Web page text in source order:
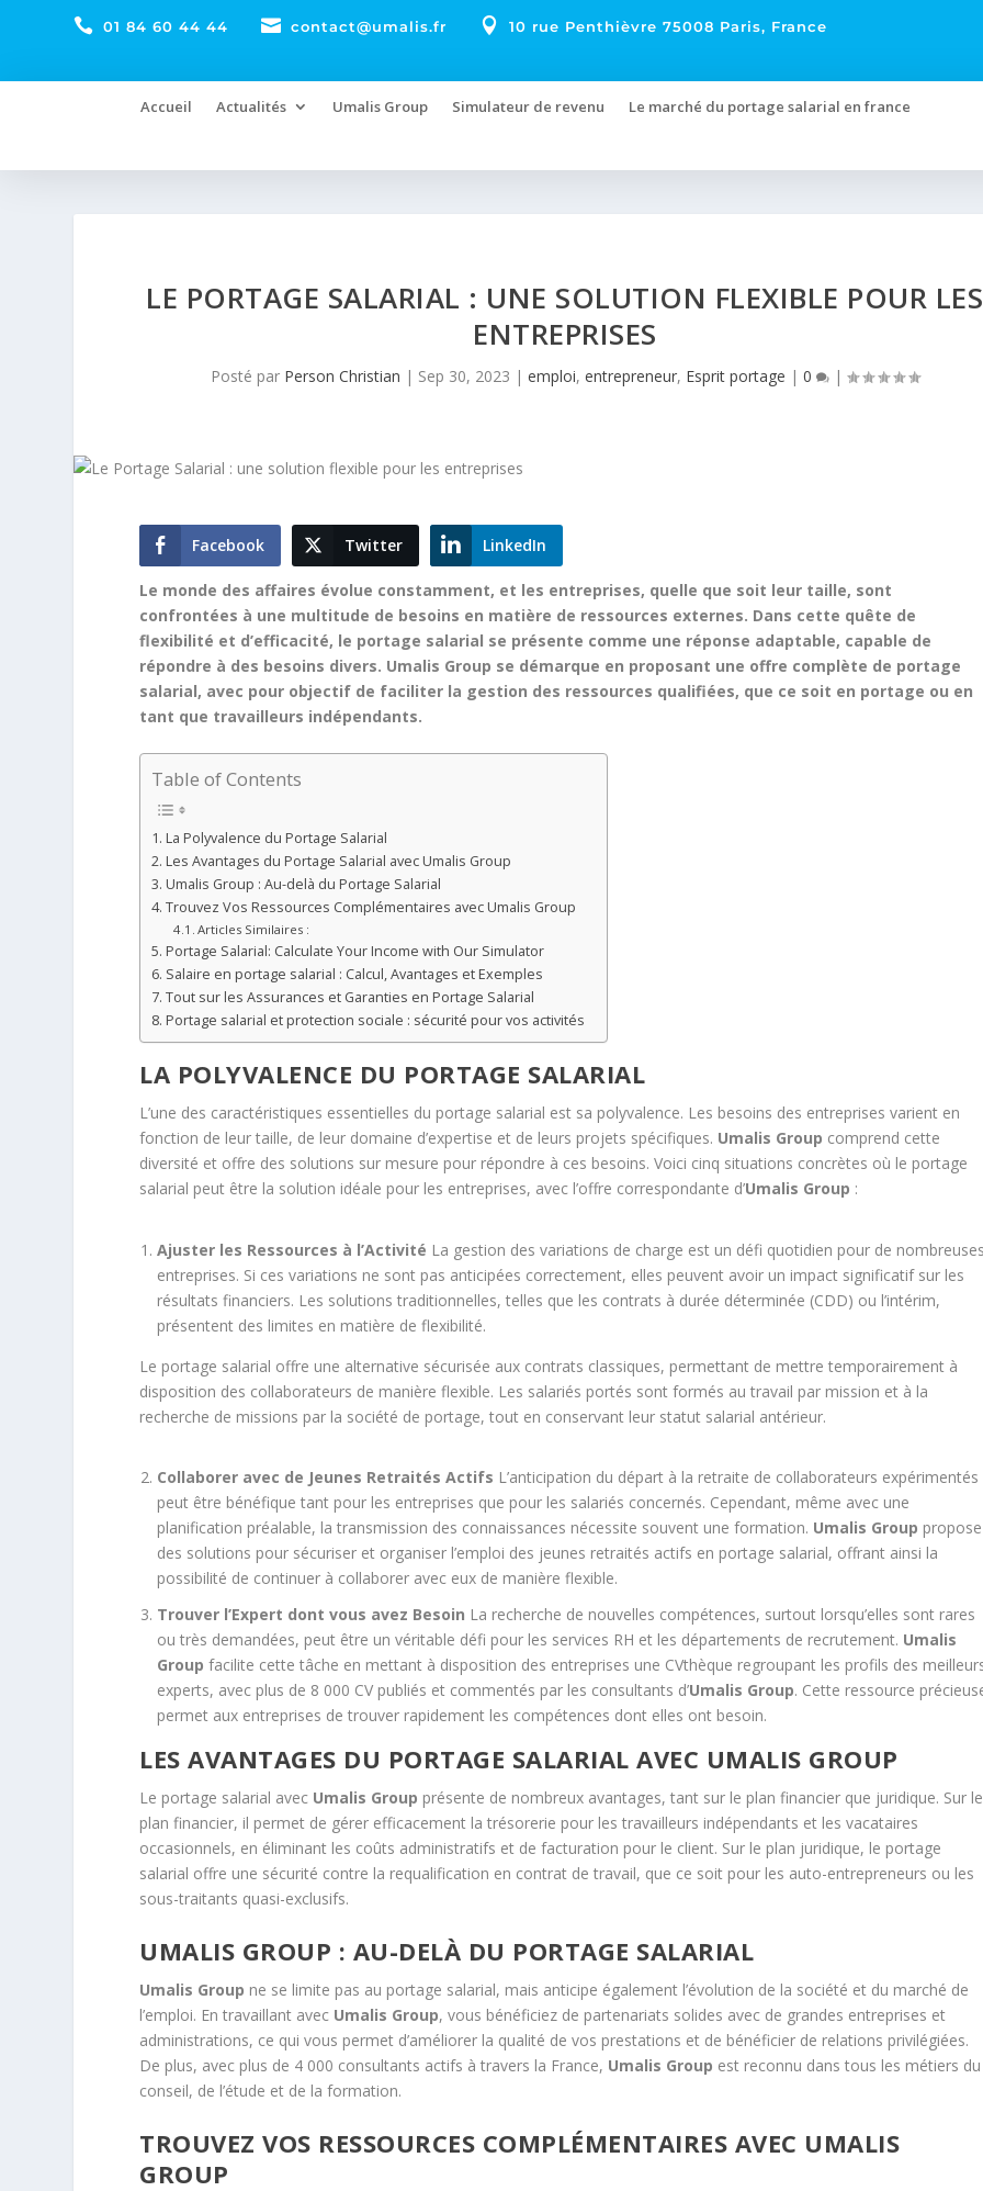
 01 84 60 44 44  contact@umalis.fr  10 rue Penthièvre 75008 Paris, France
Accueil Actualités Umalis Group Simulateur de revenu Le marché du portage salarial en france
LE PORTAGE SALARIAL : UNE SOLUTION FLEXIBLE POUR LES
ENTREPRISES
Posté par Person Christian | Sep 30, 2023 | emploi, entrepreneur, Esprit portage | 0 |
Facebook Twitter LinkedIn
Le monde des affaires évolue constamment, et les entreprises, quelle que soit leur taille, sont
confrontées à une multitude de besoins en matière de ressources externes. Dans cette quête de
flexibilité et d’efficacité, le portage salarial se présente comme une réponse adaptable, capable de
répondre à des besoins divers. Umalis Group se démarque en proposant une offre complète de portage
salarial, avec pour objectif de faciliter la gestion des ressources qualifiées, que ce soit en portage ou en
tant que travailleurs indépendants.
Table of Contents
La Polyvalence du Portage Salarial
Les Avantages du Portage Salarial avec Umalis Group
Umalis Group : Au-delà du Portage Salarial
Trouvez Vos Ressources Complémentaires avec Umalis Group
Articles Similaires :
Portage Salarial: Calculate Your Income with Our Simulator
Salaire en portage salarial : Calcul, Avantages et Exemples
Tout sur les Assurances et Garanties en Portage Salarial
Portage salarial et protection sociale : sécurité pour vos activités
LA POLYVALENCE DU PORTAGE SALARIAL
L’une des caractéristiques essentielles du portage salarial est sa polyvalence. Les besoins des entreprises varient en
fonction de leur taille, de leur domaine d’expertise et de leurs projets spécifiques. Umalis Group comprend cette
diversité et offre des solutions sur mesure pour répondre à ces besoins. Voici cinq situations concrètes où le portage
salarial peut être la solution idéale pour les entreprises, avec l’offre correspondante d’Umalis Group :
Ajuster les Ressources à l’Activité La gestion des variations de charge est un défi quotidien pour de
entreprises. Si ces variations ne sont pas anticipées correctement, elles peuvent avoir un impact significatif sur les
résultats financiers. Les solutions traditionnelles, telles que les contrats à durée déterminée (CDD) ou l’intérim,
présentent des limites en matière de flexibilité.
Le portage salarial offre une alternative sécurisée aux contrats classiques, permettant de mettre temporairement à
disposition des collaborateurs de manière flexible. Les salariés portés sont formés au travail par mission et à la
recherche de missions par la société de portage, tout en conservant leur statut salarial antérieur.
Collaborer avec de Jeunes Retraités Actifs L’anticipation du départ à la retraite de collaborateurs expérimentés
peut être bénéfique tant pour les entreprises que pour les salariés concernés. Cependant, même avec une
planification préalable, la transmission des connaissances nécessite souvent une formation. Umalis Group propose
des solutions pour sécuriser et organiser l’emploi des jeunes retraités actifs en portage salarial, offrant ainsi la
possibilité de continuer à collaborer avec eux de manière flexible.
Trouver l’Expert dont vous avez Besoin La recherche de nouvelles compétences, surtout lorsqu’elles sont rares
ou très demandées, peut être un véritable défi pour les services RH et les départements de recrutement. Umalis
Group facilite cette tâche en mettant à disposition des entreprises une CVthèque regroupant les profils des
experts, avec plus de 8 000 CV publiés et commentés par les consultants d’Umalis Group. Cette ressource
permet aux entreprises de trouver rapidement les compétences dont elles ont besoin.
LES AVANTAGES DU PORTAGE SALARIAL AVEC UMALIS GROUP
Le portage salarial avec Umalis Group présente de nombreux avantages, tant sur le plan financier que juridique. Sur le
plan financier, il permet de gérer efficacement la trésorerie pour les travailleurs indépendants et les vacataires
occasionnels, en éliminant les coûts administratifs et de facturation pour le client. Sur le plan juridique, le portage
salarial offre une sécurité contre la requalification en contrat de travail, que ce soit pour les auto-entrepreneurs ou les
sous-traitants quasi-exclusifs.
UMALIS GROUP : AU-DELÀ DU PORTAGE SALARIAL
Umalis Group ne se limite pas au portage salarial, mais anticipe également l’évolution de la société et du marché de
l’emploi. En travaillant avec Umalis Group, vous bénéficiez de partenariats solides avec de grandes entreprises et
administrations, ce qui vous permet d’améliorer la qualité de vos prestations et de bénéficier de relations privilégiées.
De plus, avec plus de 4 000 consultants actifs à travers la France, Umalis Group est reconnu dans tous les métiers du
conseil, de l’étude et de la formation.
TROUVEZ VOS RESSOURCES COMPLÉMENTAIRES AVEC UMALIS
GROUP